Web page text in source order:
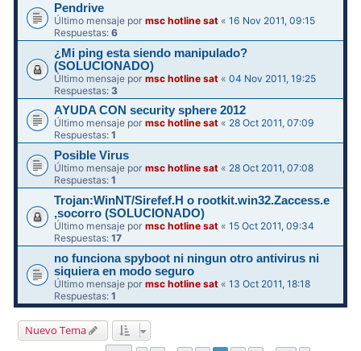
Pendrive
Último mensaje pormsc hotline sat «16 Nov 2011, 09:15
Respuestas:6
¿Mi ping esta siendo manipulado?
(SOLUCIONADO)
Último mensaje pormsc hotline sat «04 Nov 2011, 19:25
Respuestas: 3
AYUDA CON security sphere 2012
Último mensaje pormsc hotline sat « 28 Oct 2011, 07:09
Respuestas:1
Posible Virus
Último mensaje pormsc hotline sat « 28 Oct 2011, 07:08
Respuestas:1
Trojan:WinNT/Sirefef.H o rootkit.win32.Zaccess.e
,socorro (SOLUCIONADO)
Último mensaje pormsc hotline sat «15 Oct 2011, 09:34
Respuestas:17
no funciona spyboot ni ningun otro antivirus ni
siquiera en modo seguro
Último mensaje pormsc hotline sat «13 Oct 2011, 18:18
Respuestas:1
Nuevo Tema